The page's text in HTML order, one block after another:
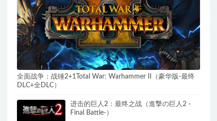
全面战争：战锤2+1Total War: Warhammer II（豪华版-最终
DLC+全DLC）
进击的巨人2：最终之战（進撃の巨人2 -
Final Battle-）